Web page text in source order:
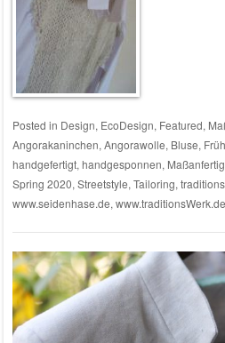
Posted in Design, EcoDesign, Featured,
Angorakaninchen, Angorawolle, Bluse,
handgefertigt, handgesponnen,
Spring 2020, Streetstyle, Tailoring,
www.seidenhase.de, www.traditionsWerk.de